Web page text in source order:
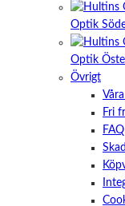
Optik
Optik
Övrigt
Fri
FAQ